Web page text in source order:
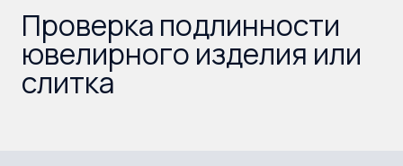
Проверка подлинности
ювелирного изделия или
слитка